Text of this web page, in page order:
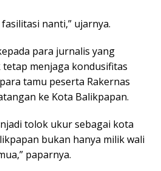
nanti,” ujarnya.
para jurnalis yang
menjaga kondusifitas
tamu peserta Rakernas
ke Kota Balikpapan.
tolok ukur sebagai kota
bukan hanya milik wali
paparnya.